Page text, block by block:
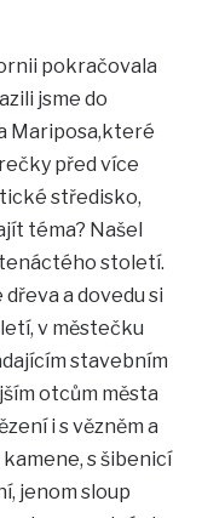
pokračovala
jsme do
Mariposa,které
před více
středisko,
téma? Našel
století.
a dovedu si
v městečku
stavebním
otcům města
i s vězněm a
s šibenicí
jenom sloup